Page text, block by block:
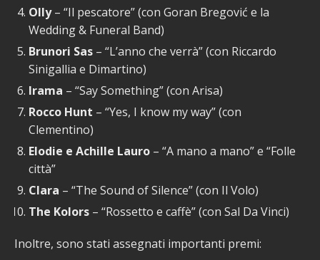
Olly– “Il pescatore” (con Goran Bregović e la
Wedding & Funeral Band)
Brunori Sas – “L’anno che verrà” (con Riccardo
Sinigallia e Dimartino)
Irama – “Say Something” (con Arisa)
Rocco Hunt – “Yes, I know my way” (con
Clementino)
Elodie e Achille Lauro – “A mano a mano” e “Folle
città”
Clara – “The Sound of Silence” (con Il Volo)
The Kolors – “Rossetto e caffè” (con Sal Da Vinci)
Inoltre, sono stati assegnati importanti premi: